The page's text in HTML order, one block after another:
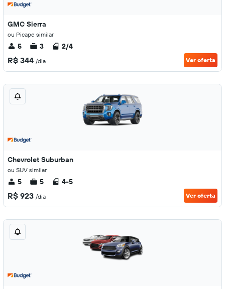
GMC Sierra
ou Picape similar
5 3 2/4
R$ 344 /dia Ver oferta
Chevrolet Suburban
ou SUV similar
5 5 4-5
R$ 923 /dia Ver oferta